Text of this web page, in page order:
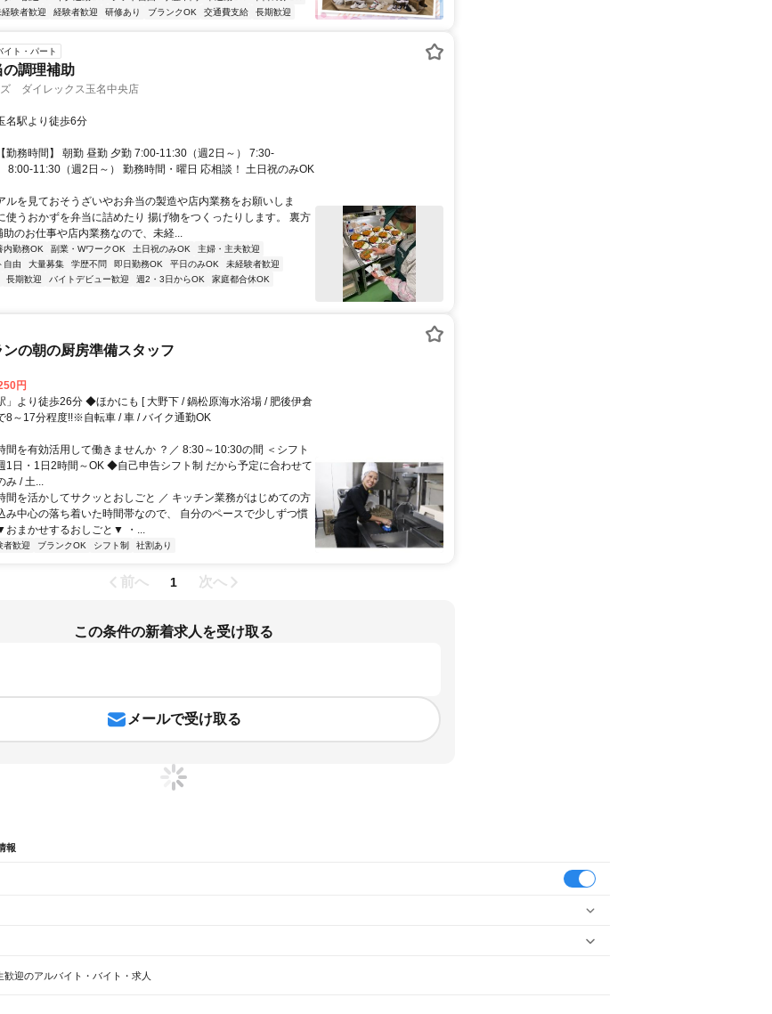
経験者歓迎 経験者歓迎 研修あり ブランクOK 交通費支給 長期歓迎
イト・パート
の調理補助
ダイレックス玉名中央店
名駅より徒歩6分
勤務時間】 朝勤 昼勤 夕勤 7:00-11:30（週2日～） 7:30-
8:00-11:30（週2日～） 勤務時間・曜日 応相談！ 土日祝のみOK
ルを見ておそうざいやお弁当の製造や店内業務をお願いしま
使うおかずを弁当に詰めたり 揚げ物をつくったりします。 裏方
のお仕事や店内業務なので、未経...
内勤務OK 副業・WワークOK 土日祝のみOK
主婦・主夫歓迎
自由 大量募集 学歴不問 即日勤務OK 平日のみOK
未経験者歓迎
長期歓迎 バイトデビュー歓迎 週2・3日からOK
家庭都合休OK
の朝の厨房準備スタッフ
円
」より徒歩26分 ◆ほかにも [ 大野下 / 鍋松原海水浴場 / 肥後伊倉
8～17分程度!!※自転車 / 車 / バイク通勤OK
間を有効活用して働きませんか ？／ 8:30～10:30の間 ＜シフト
日・1日2時間～OK ◆自己申告シフト制 だから予定に合わせて
/ 土...
間を活かしてサクッとおしごと ／ キッチン業務がはじめての方
み中心の落ち着いた時間帯なので、 自分のペースで少しずつ慣
まかせするおしごと▼ ・...
者歓迎 ブランクOK シフト制 社割あり
前へ 1 次へ
この条件の新着求人を受け取る
メールで受け取る
報
歓迎のアルバイト・バイト・求人